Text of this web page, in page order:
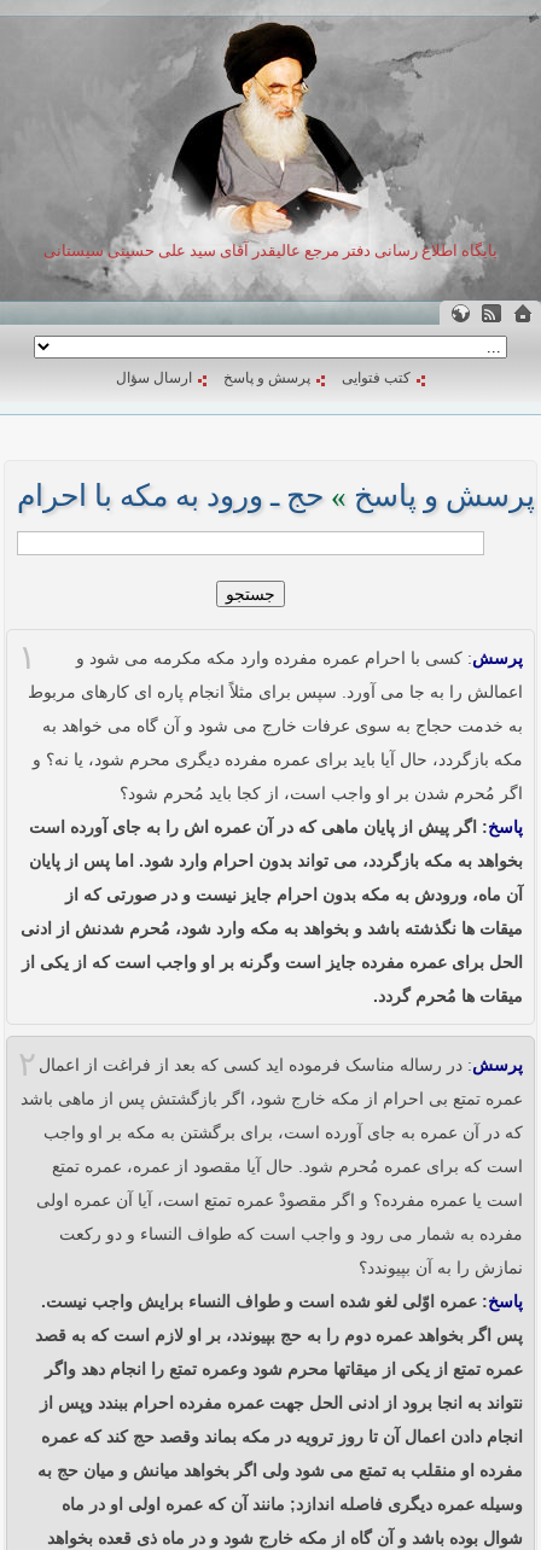
پایگاه اطلاع رسانی دفتر مرجع عالیقدر آقای سید علی حسینی سیستانی
کتب فتوایی پرسش و پاسخ ارسال سؤال
پرسش و پاسخ » حج ـ ورود به مکه با احرام
جستجو
۱ پرسش: کسی با احرام عمره مفرده وارد مکه مکرمه می شود و
اعمالش را به جا می آورد. سپس برای مثلاً انجام پاره ای کارهای مربوط
به خدمت حجاج به سوی عرفات خارج می شود و آن گاه می خواهد به
مکه بازگردد، حال آیا باید برای عمره مفرده دیگری محرم شود، یا نه؟ و
اگر مُحرم شدن بر او واجب است، از کجا باید مُحرم شود؟
پاسخ: اگر پیش از پایان ماهی که در آن عمره اش را به جای آورده است
بخواهد به مکه بازگردد، می تواند بدون احرام وارد شود. اما پس از پایان
آن ماه، ورودش به مکه بدون احرام جایز نیست و در صورتی که از
میقات ها نگذشته باشد و بخواهد به مکه وارد شود، مُحرم شدنش از ادنی
الحل برای عمره مفرده جایز است وگرنه بر او واجب است که از یکی از
میقات ها مُحرم گردد.
۲ پرسش: در رساله مناسک فرموده اید کسی که بعد از فراغت از اعمال
عمره تمتع بی احرام از مکه خارج شود، اگر بازگشتش پس از ماهی باشد
که در آن عمره به جای آورده است، برای برگشتن به مکه بر او واجب
است که برای عمره مُحرم شود. حال آیا مقصود از عمره، عمره تمتع
است یا عمره مفرده؟ و اگر مقصودْ عمره تمتع است، آیا آن عمره اولی
مفرده به شمار می رود و واجب است که طواف النساء و دو رکعت
نمازش را به آن بپیوندد؟
پاسخ: عمره اوّلی لغو شده است و طواف النساء برایش واجب نیست.
پس اگر بخواهد عمره دوم را به حج بپیوندد، بر او لازم است که به قصد
عمره تمتع از یکی از میقاتها محرم شود وعمره تمتع را انجام دهد واگر
نتواند به انجا برود از ادنی الحل جهت عمره مفرده احرام ببندد وپس از
انجام دادن اعمال آن تا روز ترویه در مکه بماند وقصد حج کند که عمره
مفرده او منقلب به تمتع می شود ولی اگر بخواهد میانش و میان حج به
وسیله عمره دیگری فاصله اندازد; مانند آن که عمره اولی او در ماه
شوال بوده باشد و آن گاه از مکه خارج شود و در ماه ذی قعده بخواهد